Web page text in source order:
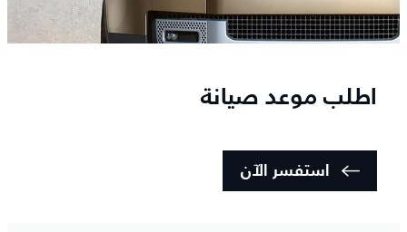
اطلب موعد صيانة
استفسر الآن